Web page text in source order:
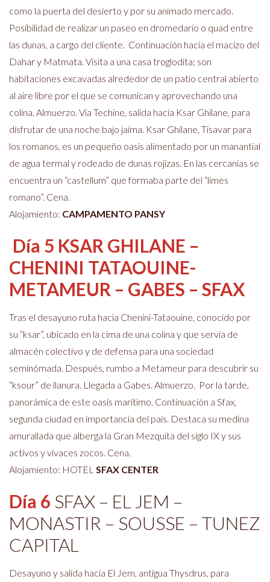
como la puerta del desierto y por su animado mercado.
Posibilidad de realizar un paseo en dromedario o quad entre
las dunas, a cargo del cliente. Continuación hacia el macizo del
Dahar y Matmata. Visita a una casa troglodita; son
habitaciones excavadas alrededor de un patio central abierto
al aire libre por el que se comunican y aprovechando una
colina. Almuerzo. Vía Techine, salida hacia Ksar Ghilane, para
disfrutar de una noche bajo jaima. Ksar Ghilane, Tisavar para
los romanos, es un pequeño oasis alimentado por un manantial
de agua termal y rodeado de dunas rojizas. En las cercanías se
encuentra un “castellum” que formaba parte del “limes
romano”. Cena.
Alojamiento: CAMPAMENTO PANSY
Día 5 KSAR GHILANE –
CHENINI TATAOUINE-
METAMEUR – GABES – SFAX
Tras el desayuno ruta hacia Chenini-Tataouine, conocido por
su “ksar”, ubicado en la cima de una colina y que servía de
almacén colectivo y de defensa para una sociedad
seminómada. Después, rumbo a Metameur para descubrir su
“ksour” de llanura. Llegada a Gabes. Almuerzo. Por la tarde,
panorámica de este oasis marítimo. Continuación a Sfax,
segunda ciudad en importancia del país. Destaca su medina
amurallada que alberga la Gran Mezquita del siglo IX y sus
activos y vivaces zocos. Cena.
Alojamiento: HOTEL SFAX CENTER
Día 6 SFAX – EL JEM –
MONASTIR – SOUSSE – TUNEZ
CAPITAL
Desayuno y salida hacia El Jem, antigua Thysdrus, para